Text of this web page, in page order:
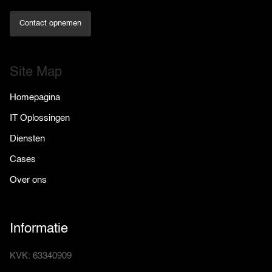
Contact opnemen
Site Map
Homepagina
IT Oplossingen
Diensten
Cases
Over ons
Informatie
KVK: 63340909